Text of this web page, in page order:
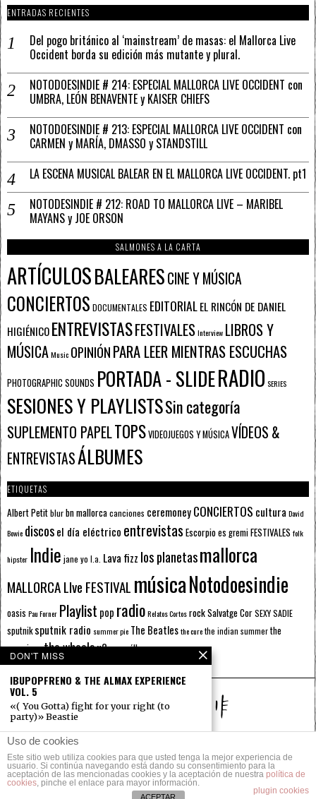
ENTRADAS RECIENTES
Del pogo británico al ‘mainstream’ de masas: el Mallorca Live
Occident borda su edición más mutante y plural.
NOTODOESINDIE # 214: ESPECIAL MALLORCA LIVE OCCIDENT con
UMBRA, LEÓN BENAVENTE y KAISER CHIEFS
NOTODOESINDIE # 213: ESPECIAL MALLORCA LIVE OCCIDENT con
CARMEN y MARÍA, DMASSO y STANDSTILL
LA ESCENA MUSICAL BALEAR EN EL MALLORCA LIVE OCCIDENT. pt1
NOTODESINDIE # 212: ROAD TO MALLORCA LIVE – MARIBEL
MAYANS y JOE ORSON
SALMONES A LA CARTA
ARTÍCULOSBALEARESCINE Y MÚSICA
CONCIERTOS DOCUMENTALES EDITORIALEL RINCÓN DE DANIEL
HIGIÉNICOENTREVISTASFESTIVALESInterview LIBROS Y
MÚSICAMusic OPINIÓNPARA LEER MIENTRAS ESCUCHAS
PHOTOGRAPHIC SOUNDS PORTADA - SLIDERADIO SERIES
SESIONES Y PLAYLISTSSin categoría
SUPLEMENTO PAPELTOPSVIDEOJUEGOS Y MÚSICAVÍDEOS &
ENTREVISTASÁLBUMES
ETIQUETAS
Albert Petitblurbn mallorcacanciones ceremoneyCONCIERTOS cultura David
Bowie discosel día eléctrico entrevistas Escorpioes gremiFESTIVALES folk
hipster Indie jane yo l.a. Lava fizz los planetasmallorca
MALLORCA LIve FESTIVAL músicaNotodoesindie
oasis Pau Forner Playlist pop radioRelatos CortosrockSalvatge CorSEXY SADIE
sputnik sputnik radio summer pie The Beatlesthe curethe indian summerthe
prussiansthe wheelsu2veranoálbumes
© 2014 Todos los derechos reservados.
POLÍTICA DE PRIVACIDAD CONTACTO
Uso de cookies
Este sitio web utiliza cookies para que usted tenga la mejor experiencia de
usuario. Si continúa navegando está dando su consentimiento para la
aceptación de las mencionadas cookies y la aceptación de nuestra política de
cookies, pinche el enlace para mayor información.
plugin cookies
ACEPTAR
DON'T MISS
IBUPOPFRENO & THE ALMAX EXPERIENCE
VOL. 5
«( You Gotta) fight for your right (to
party)» Beastie
Conocí a Oso Leone de
casualidad. Fue en Madrid,
en